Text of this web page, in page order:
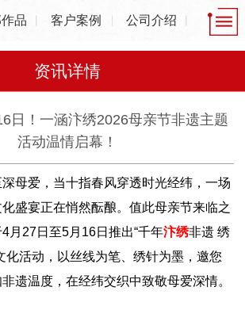
品 客户案例 公司介绍
资讯详情
日！一涵汴绣2026母亲节非遗主题
活动温情启幕！
母爱，当十指春风穿透时光经纬，一场
盛宴正在悄然酝酿。值此母亲节来临之
月27日至5月16日推出“千年汴绣非遗 绣
化活动，以丝线为笔、绣针为墨，邀您
遗温度，在经纬交织中致敬母爱深情。